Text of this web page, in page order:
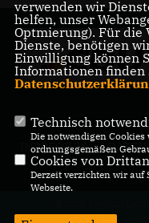
IMPRESSUM
verwenden wir
helfen, unser
Optmierung). Für die
Dienste, benötigen
Einwilligung können
Informationen finden
Technisch
Die notwendigen
ordnungsgemäßen
Cookies von
Derzeit verzichten wir
Webseite.